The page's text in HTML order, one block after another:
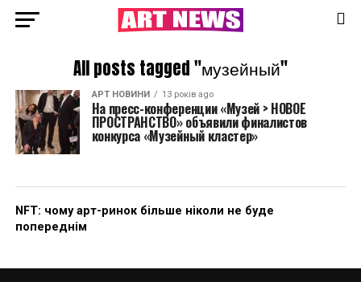
All posts tagged "музейный"
АРТ НОВИНИ 13 років ago
На пресс-конференции «Музей > НОВОЕ
ПРОСТРАНСТВО» объявили финалистов
конкурса «Музейный кластер»
NFT: чому арт-ринок більше ніколи не буде
попереднім